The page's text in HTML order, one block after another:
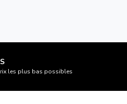
les plus bas possibles